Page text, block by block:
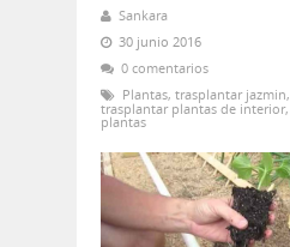
Sankara
30 junio 2016
0 comentarios
Plantas, trasplantar jazmin,
trasplantar plantas de interior,
plantas